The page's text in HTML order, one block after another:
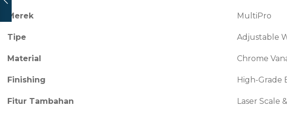
Merek MultiPro
Tipe Adjustable
Material Chrome
Finishing High-Grade
Fitur Tambahan Laser Scale